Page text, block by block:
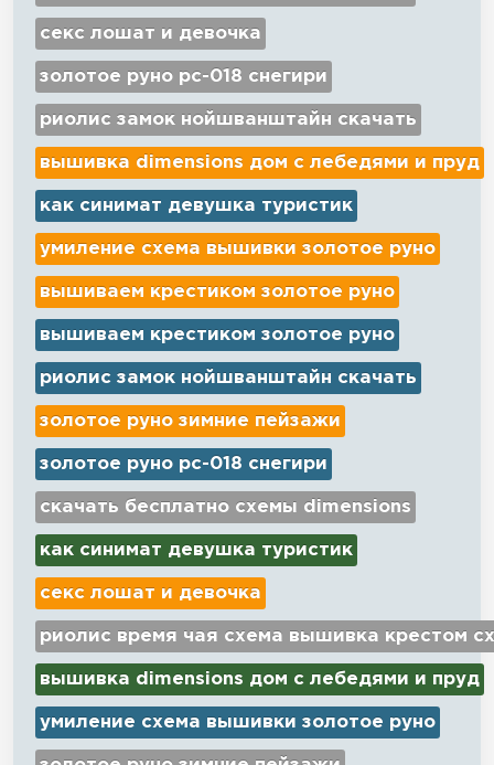
секс лошат и девочка
золотое руно рс-018 снегири
риолис замок нойшванштайн скачать
вышивка dimensions дом с лебедями и пруд
как синимат девушка туристик
умиление схема вышивки золотое руно
вышиваем крестиком золотое руно
вышиваем крестиком золотое руно
риолис замок нойшванштайн скачать
золотое руно зимние пейзажи
золотое руно рс-018 снегири
скачать бесплатно схемы dimensions
как синимат девушка туристик
секс лошат и девочка
риолис время чая схема вышивка крестом
вышивка dimensions дом с лебедями и пруд
умиление схема вышивки золотое руно